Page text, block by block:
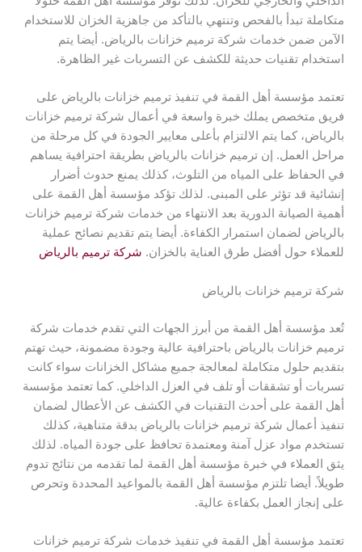
متكاملة تبدأ بالفحص وتنتهي بالتأكد من جاهزية الخزان للاستخدام
الآمن ضمن خدمات شركة ترميم خزانات بالرياض. أيضا يتم
استخدام تقنيات حديثة للكشف عن التسربات غير الظاهرة.
تعتمد مؤسسة أهل القمة في تنفيذ ترميم خزانات بالرياض على
فريق متخصص يملك خبرة واسعة في أعمال شركة ترميم خزانات
بالرياض، كما يتم الالتزام بأعلى معايير الجودة في كل مرحلة من
مراحل العمل. إن ترميم خزانات بالرياض بطريقة احترافية يساهم
في الحفاظ على المياه من التلوث، كذلك يمنع حدوث أضرار
إنشائية قد تؤثر على المبنى. لذلك تؤكد مؤسسة أهل القمة على
أهمية الصيانة الدورية بعد الانتهاء من خدمات شركة ترميم خزانات
بالرياض لضمان استمرار الكفاءة. أيضا يتم تقديم نصائح عملية
للعملاء حول أفضل طرق العناية بالخزان. شركة ترميم بالرياض
شركة ترميم خزانات بالرياض
تُعد مؤسسة أهل القمة من أبرز الجهات التي تقدم خدمات شركة
ترميم خزانات بالرياض باحترافية عالية وجودة مضمونة، حيث تهتم
بتقديم حلول متكاملة لمعالجة جميع مشاكل الخزانات سواء كانت
تسربات أو تشققات أو تلف في العزل الداخلي. كما تعتمد مؤسسة
أهل القمة على أحدث التقنيات في الكشف عن الأعطال لضمان
تنفيذ أعمال شركة ترميم خزانات بالرياض بدقة متناهية، كذلك
تستخدم مواد عزل آمنة ومعتمدة تحافظ على جودة المياه. لذلك
يثق العملاء في خبرة مؤسسة أهل القمة لما تقدمه من نتائج تدوم
طويلاً. أيضا تلتزم مؤسسة أهل القمة بالمواعيد المحددة وتحرص
على إنجاز العمل بكفاءة عالية.
تعتمد مؤسسة أهل القمة في تنفيذ خدمات شركة ترميم خزانات